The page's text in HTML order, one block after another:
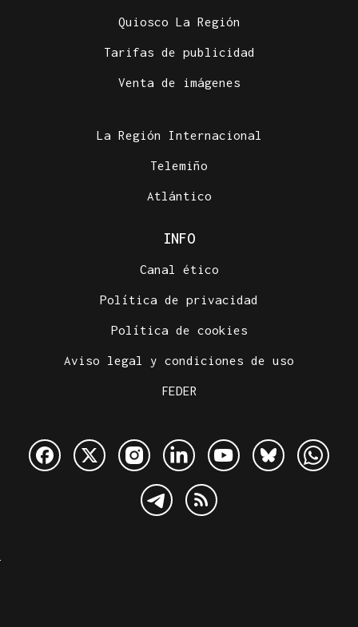
Quiosco La Región
Tarifas de publicidad
Venta de imágenes
La Región Internacional
Telemiño
Atlántico
INFO
Canal ético
Política de privacidad
Política de cookies
Aviso legal y condiciones de uso
FEDER